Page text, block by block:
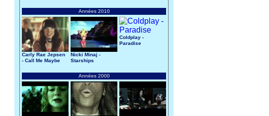
Années 2010
Carly Rae Jepsen
- Call Me Maybe
Nicki Minaj -
Starships
Coldplay -
Paradise
Années 2000